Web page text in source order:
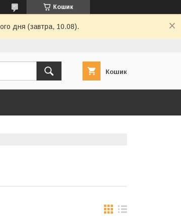
Кошик
дня (завтра, 10.08).
Кошик